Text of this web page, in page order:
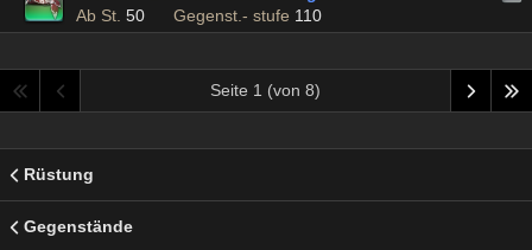
Ab St. 50 Gegenst.- stufe 110
Seite 1 (von 8)
Rüstung
Gegenstände